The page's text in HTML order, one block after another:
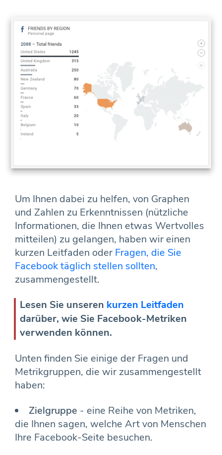
Um Ihnen dabei zu helfen, von Graphen
und Zahlen zu Erkenntnissen (nützliche
Informationen, die Ihnen etwas Wertvolles
mitteilen) zu gelangen, haben wir einen
kurzen Leitfaden oder Fragen, die Sie
Facebook täglich stellen sollten,
zusammengestellt.
Lesen Sie unseren kurzen Leitfaden
darüber, wie Sie Facebook-Metriken
verwenden können.
Unten finden Sie einige der Fragen und
Metrikgruppen, die wir zusammengestellt
haben:
Zielgruppe - eine Reihe von Metriken,
die Ihnen sagen, welche Art von Menschen
Ihre Facebook-Seite besuchen.